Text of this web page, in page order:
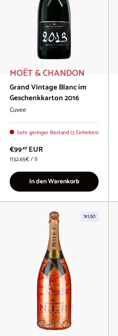
MOËT & CHANDON
Grand Vintage Blanc im
Geschenkkarton 2016
Cuvee
Sehr geringer Bestand (3 Einheiten)
€9949 EUR
Grundpreis
132.65€/l
In den Warenkorb
1x1,50